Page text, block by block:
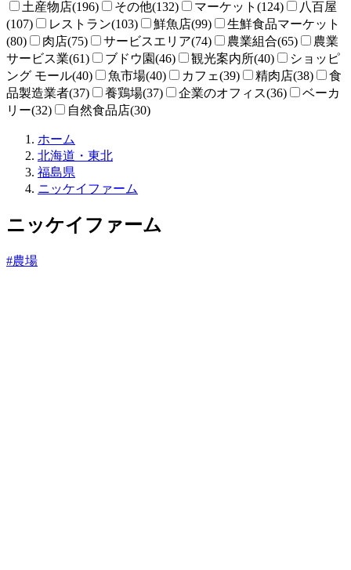
土産物店(196)
その他(132) マーケット(124)
八百屋
(107)
レストラン(103) 鮮魚店(99)
生鮮食品マーケット
(80)
肉店(75) サービスエリア(74) 農業組合(65)
農業
サービス業(61)
ブドウ園(46) 観光案内所(40)
ショッピ
ング モール(40)
魚市場(40) カフェ(39) 精肉店(38)
食
品製造業者(37)
養鶏場(37) 企業のオフィス(36)
ベーカ
リー(32)
自然食品店(30)
ホーム
売
ね
と
北海道・東北
福島県
ニッケイファーム
ニッケイファーム
#農場